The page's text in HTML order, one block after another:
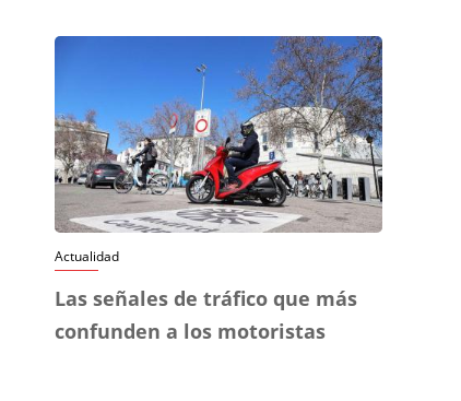
Actualidad
Las señales de tráfico que más
confunden a los motoristas